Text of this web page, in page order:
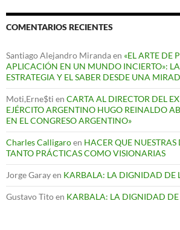
COMENTARIOS RECIENTES
Santiago Alejandro Mirandaen «EL ARTE DE
APLICACIÓN EN UN MUNDO INCIERTO»:
ESTRATEGIA Y EL SABER DESDE UNA
Moti,Erne$ti en CARTA AL DIRECTOR DEL
EJÉRCITO ARGENTINO HUGO REINALDO
EN EL CONGRESO ARGENTINO»
Charles Calligaroen HACER QUE
TANTO PRÁCTICAS COMO VISIONARIAS
Jorge Garayen KARBALA: LA DIGNIDAD DE
Gustavo Titoen KARBALA: LA DIGNIDAD DE